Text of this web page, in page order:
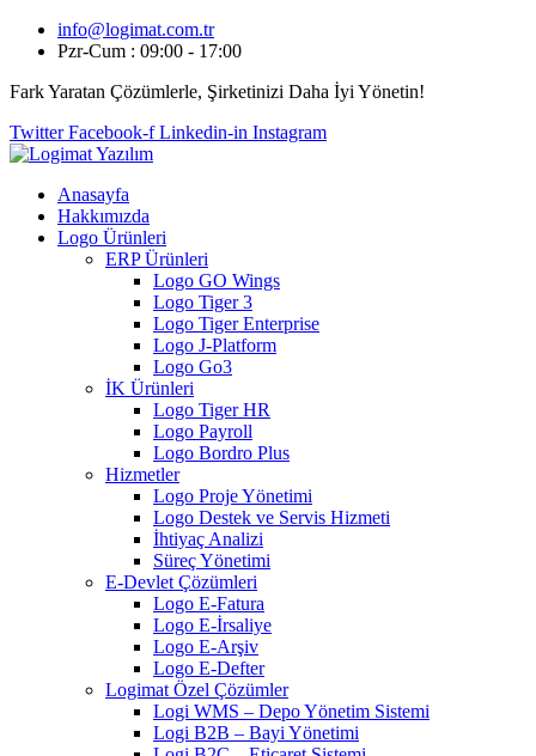
info@logimat.com.tr
Pzr-Cum : 09:00 - 17:00
Fark Yaratan Çözümlerle, Şirketinizi Daha İyi Yönetin!
Twitter Facebook-f Linkedin-in Instagram
Anasayfa
Hakkımızda
Logo Ürünleri
ERP Ürünleri
Logo GO Wings
Logo Tiger 3
Logo Tiger Enterprise
Logo J-Platform
Logo Go3
İK Ürünleri
Logo Tiger HR
Logo Payroll
Logo Bordro Plus
Hizmetler
Logo Proje Yönetimi
Logo Destek ve Servis Hizmeti
İhtiyaç Analizi
Süreç Yönetimi
E-Devlet Çözümleri
Logo E-Fatura
Logo E-İrsaliye
Logo E-Arşiv
Logo E-Defter
Logimat Özel Çözümler
Logi WMS – Depo Yönetim Sistemi
Logi B2B – Bayi Yönetimi